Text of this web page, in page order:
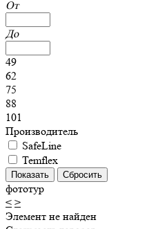
От
До
49
62
75
88
101
Производитель
SafeLine
Temflex
фототур
< >
Элемент не найден